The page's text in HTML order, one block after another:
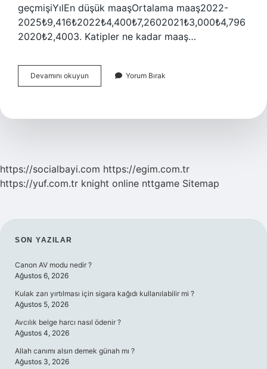
geçmişiYılEn düşük maaşOrtalama maaş2022-
2025₺9,416₺2022₺4,400₺7,2602021₺3,000₺4,796
2020₺2,4003. Katipler ne kadar maaş…
Devamını okuyun
Şefi
Maaş
Yorum Bırak
https://socialbayi.com https://egim.com.tr
https://yuf.com.tr knight online nttgame Sitemap
SIDEBAR
SON YAZILAR
Canon AV modu nedir ?
Ağustos 6, 2026
Kulak zarı yırtılması için sigara kağıdı kullanılabilir mi ?
Ağustos 5, 2026
Avcılık belge harcı nasıl ödenir ?
Ağustos 4, 2026
Allah canımı alsın demek günah mı ?
Ağustos 3, 2026